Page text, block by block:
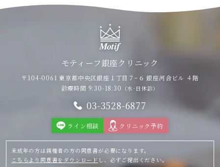
モティーフ銀座クリニック
〒104-0061 東京都中央区銀座１丁目７−６銀座河合ビル ４階
診療時間 9:30-18:30 （水·日休診）
03-3528-6877
ライン相談 クリニック予約
未成年の方は親権者の方の同意書が必要になります。
こちらより同意書をダウンロード し、必ずご提出ください。